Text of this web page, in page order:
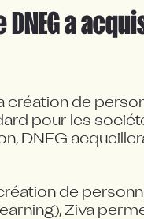
a
création de
pour les
DNEG
de
Ziva